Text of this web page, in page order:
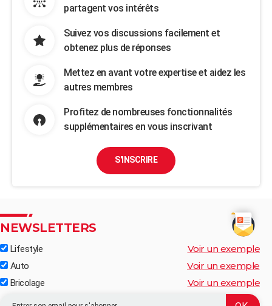
partagent vos intérêts
Suivez vos discussions facilement et
obtenez plus de réponses
Mettez en avant votre expertise et aidez les
autres membres
Profitez de nombreuses fonctionnalités
supplémentaires en vous inscrivant
S'INSCRIRE
NEWSLETTERS
Lifestyle Voir un exemple
Auto Voir un exemple
Bricolage Voir un exemple